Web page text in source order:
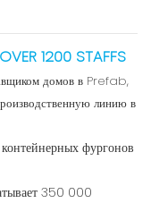
1200 STAFFS
домов в Prefab,
линию в
350 000